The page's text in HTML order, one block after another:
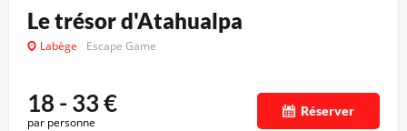
Le trésor d'Atahualpa
Labège Escape Game
18 - 33€
par personne
Réserver